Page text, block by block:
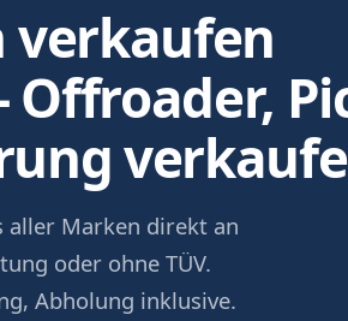
verkaufen
aller Marken direkt an
oder ohne TÜV.
Abholung inklusive.